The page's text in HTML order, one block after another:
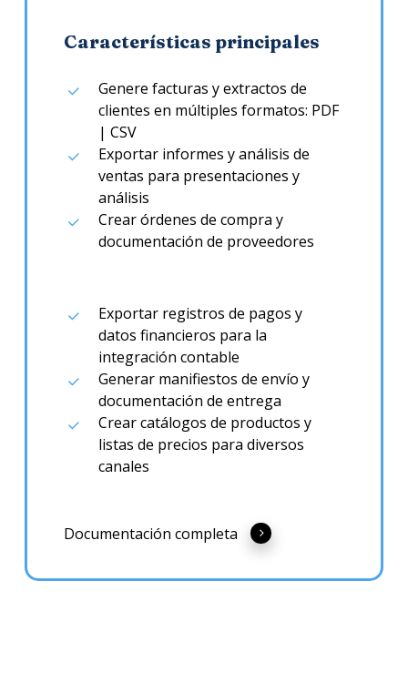
Características principales
Genere facturas y extractos de
clientes en múltiples formatos: PDF
| CSV
Exportar informes y análisis de
ventas para presentaciones y
análisis
Crear órdenes de compra y
documentación de proveedores
Exportar registros de pagos y
datos financieros para la
integración contable
Generar manifiestos de envío y
documentación de entrega
Crear catálogos de productos y
listas de precios para diversos
canales
Documentación completa